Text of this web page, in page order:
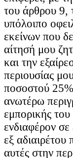
του άρθρου 9,
υπόλοιπο
εκείνων που
αίτησή μου
και την
περιουσίας
ποσοστού 25%
ανωτέρω
εμπορικής
ενδιαφέρον
εξ
αυτές στην